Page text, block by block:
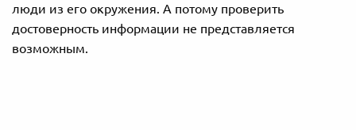
люди из его окружения. А потому проверить
достоверность информации не представляется
возможным.